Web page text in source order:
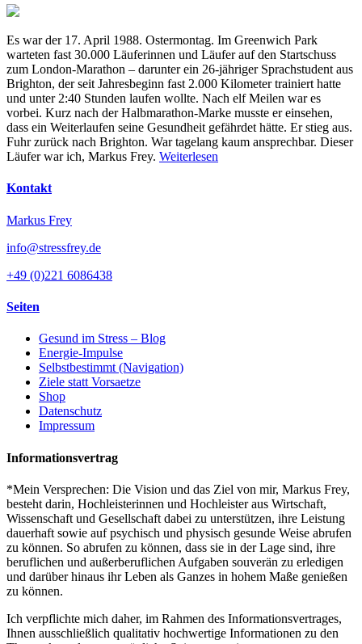
Es war der 17. April 1988. Ostermontag. Im Greenwich Park
warteten fast 30.000 Läuferinnen und Läufer auf den Startschuss
zum London-Marathon – darunter ein 26-jähriger Sprachstudent aus
Brighton, der seit Jahresbeginn fast 2.000 Kilometer trainiert hatte
und unter 2:40 Stunden laufen wollte. Nach elf Meilen war es
vorbei. Kurz nach der Halbmarathon-Marke musste er einsehen,
dass ein Weiterlaufen seine Gesundheit gefährdet hätte. Er stieg aus.
Fuhr zurück nach Brighton. War tagelang kaum ansprechbar. Dieser
Läufer war ich, Markus Frey. Weiterlesen
Kontakt
Markus Frey
info@stressfrey.de
+49 (0)221 6086438
Seiten
Gesund im Stress – Blog
Energie-Impulse
Selbstbestimmt (Navigation)
Ziele statt Vorsaetze
Shop
Datenschutz
Impressum
Informationsvertrag
*Mein Versprechen: Die Vision und das Ziel von mir, Markus Frey,
besteht darin, Hochleisterinnen und Hochleister aus Wirtschaft,
Wissenschaft und Gesellschaft dabei zu unterstützen, ihre Leistung
dauerhaft sowie auf psychisch und physisch gesunde Weise abrufen
zu können. So abrufen zu können, dass sie in der Lage sind, ihre
beruflichen und außerberuflichen Aufgaben souverän zu erledigen
und darüber hinaus ihr Leben als Ganzes in hohem Maße genießen
zu können.
Ich verpflichte mich daher, im Rahmen des Informationsvertrages,
Ihnen ausschließlich qualitativ hochwertige Informationen zu den